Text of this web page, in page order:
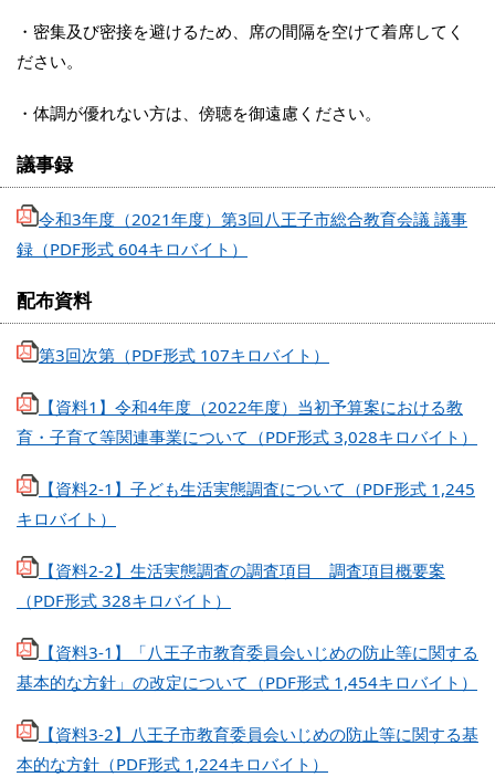
・密集及び密接を避けるため、席の間隔を空けて着席してく
ださい。
・体調が優れない方は、傍聴を御遠慮ください。
議事録
令和3年度（2021年度）第3回八王子市総合教育会議 議事
録（PDF形式 604キロバイト）
配布資料
第3回次第（PDF形式 107キロバイト）
【資料1】令和4年度（2022年度）当初予算案における教
育・子育て等関連事業について（PDF形式 3,028キロバイト）
【資料2-1】子ども生活実態調査について（PDF形式 1,245
キロバイト）
【資料2-2】生活実態調査の調査項目 調査項目概要案
（PDF形式 328キロバイト）
【資料3-1】「八王子市教育委員会いじめの防止等に関する
基本的な方針」の改定について（PDF形式 1,454キロバイト）
【資料3-2】八王子市教育委員会いじめの防止等に関する基
本的な方針（PDF形式 1,224キロバイト）